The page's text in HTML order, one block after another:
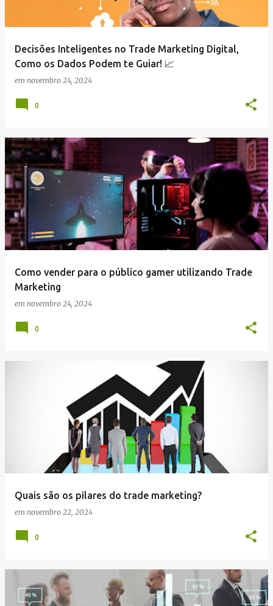
Decisões Inteligentes no Trade Marketing Digital,
Como os Dados Podem te Guiar! 📈
em novembro 24, 2024
0
Como vender para o público gamer utilizando Trade
Marketing
em novembro 24, 2024
0
Quais são os pilares do trade marketing?
em novembro 22, 2024
0